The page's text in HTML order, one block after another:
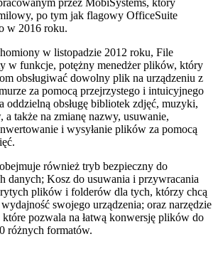
po tym jak flagowy OfficeSuite
w 2016 roku.
w listopadzie 2012 roku, File
w funkcje, potężny menedżer plików, który
obsługiwać dowolny plik na urządzeniu z
za pomocą przejrzystego i intuicyjnego
oddzielną obsługę bibliotek zdjęć, muzyki,
także na zmianę nazwy, usuwanie,
i wysyłanie plików za pomocą
również tryb bezpieczny do
danych; Kosz do usuwania i przywracania
plików i folderów dla tych, którzy chcą
swojego urządzenia; oraz narzędzie
pozwala na łatwą konwersję plików do
różnych formatów.